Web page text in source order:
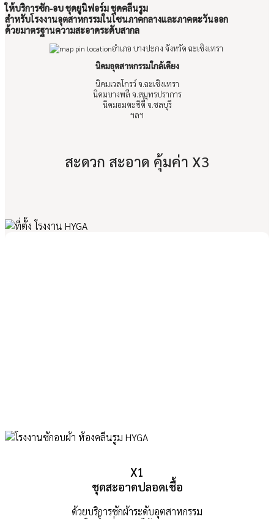
ให้บริการซัก-อบ ชุดยูนิฟอร์ม ชุดคลีนรูม
สำหรับโรงงานอุตสาหกรรมในโซนภาคกลางและภาคตะวันออก
ด้วยมาตรฐานความสะอาดระดับสากล
อำเภอ บางปะกง จังหวัด ฉะเชิงเทรา
นิคมอุตสาหกรรมใกล้เคียง
นิคมเวลโกรว์ จ.ฉะเชิงเทรา
นิคมบางพลี จ.สมุทรปราการ
นิคมอมตะซิตี้ จ.ชลบุรี
ฯลฯ
สะดวก สะอาด คุ้มค่า X3
X1
ชุดสะอาดปลอดเชื้อ
ด้วยบริการซักผ้าระดับอุตสาหกรรม